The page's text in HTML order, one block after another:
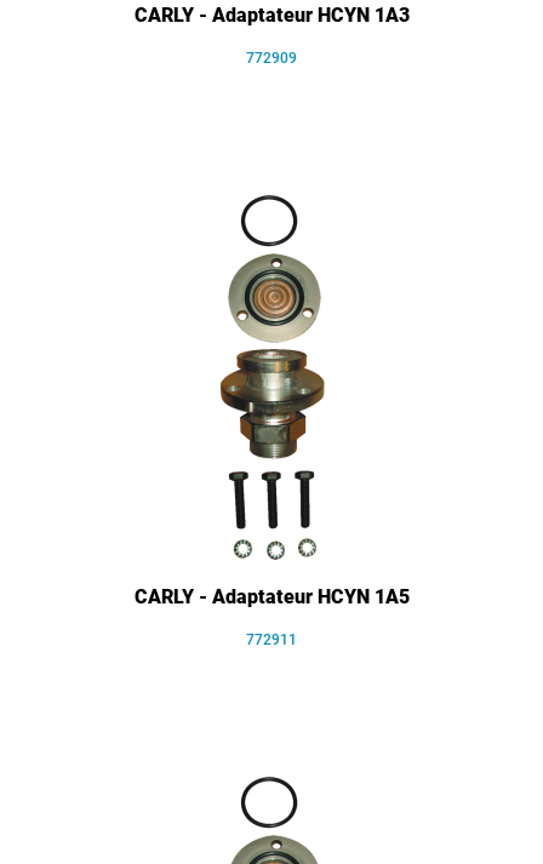
CARLY - Adaptateur HCYN 1A3
772909
CARLY - Adaptateur HCYN 1A5
772911